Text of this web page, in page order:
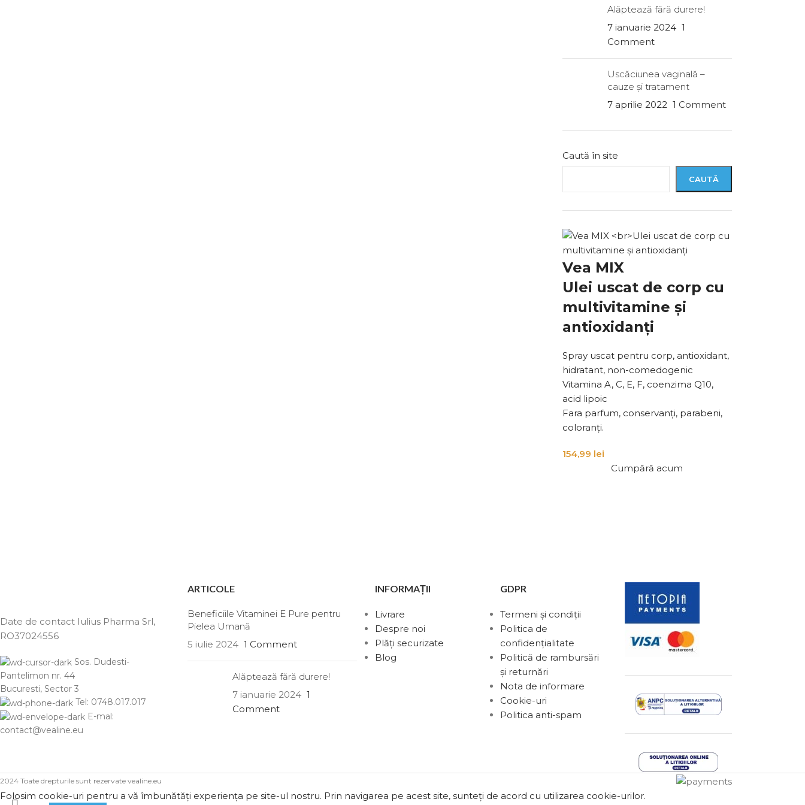
Alăptează fără durere!
7 ianuarie 2024 1
Comment
Uscăciunea vaginală –
cauze şi tratament
7 aprilie 2022 1 Comment
Caută în site
CAUTĂ
Vea MIX
Ulei uscat de corp cu
multivitamine și
antioxidanți
Spray uscat pentru corp, antioxidant,
hidratant, non-comedogenic
Vitamina A, C, E, F, coenzima Q10,
acid lipoic
Fara parfum, conservanți, parabeni,
coloranți.
154,99 lei
Cumpără acum
Date de contact Iulius Pharma Srl,
RO37024556
Sos. Dudesti-
Pantelimon nr. 44
Bucuresti, Sector 3
Tel: 0748.017.017
E-mal:
contact@vealine.eu
ARTICOLE
Beneficiile Vitaminei E Pure pentru
Pielea Umană
5 iulie 2024 1 Comment
Alăptează fără durere!
7 ianuarie 2024 1
Comment
INFORMAȚII
Livrare
Despre noi
Plăți securizate
Blog
GDPR
Termeni și condiții
Politica de
confidențialitate
Politică de rambursări
și returnări
Nota de informare
Cookie-uri
Politica anti-spam
2024 Toate drepturile sunt rezervate vealine.eu
Folosim cookie-uri pentru a vă îmbunătăți experiența pe site-ul nostru. Prin navigarea pe acest site, sunteți de acord cu utilizarea cookie-urilor.